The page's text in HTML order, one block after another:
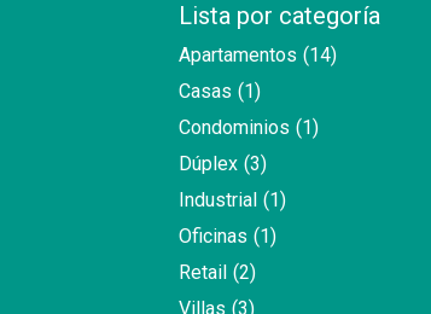
Lista por categoría
Apartamentos (14)
Casas (1)
Condominios (1)
Dúplex (3)
Industrial (1)
Oficinas (1)
Retail (2)
Villas (3)